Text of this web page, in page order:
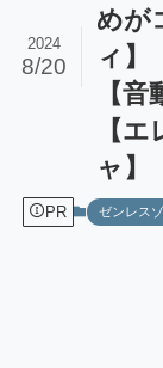
めが
ィ】
【
【
ャ】
2024
8/20
PR ゼンレス